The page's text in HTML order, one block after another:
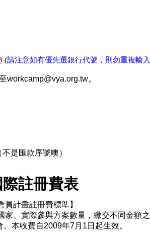
(請注意如有優先選銀行代號，則勿重複輸入
workcamp@vya.org.tw。
是匯款序號噢）
際註冊費表
員計畫註冊費標準】
、 實際參與方案數量 ， 繳交不同金額
本收費自2009年7月1日起生效。